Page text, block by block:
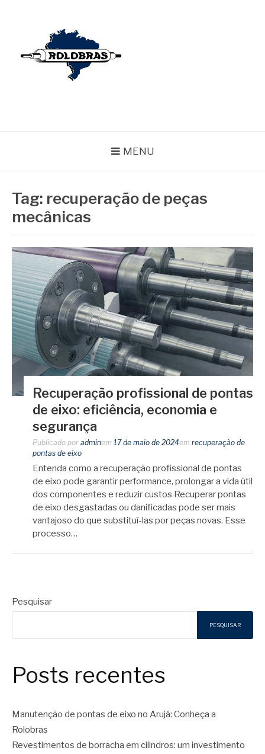
MENU
Tag: recuperação de peças
mecânicas
Recuperação profissional de pontas
de eixo: eficiência, economia e
segurança
Publicado por adminem 17 de maio de 2024em recuperação de
pontas de eixo
Entenda como a recuperação profissional de pontas
de eixo pode garantir performance, prolongar a vida útil
dos componentes e reduzir custos Recuperar pontas
de eixo desgastadas ou danificadas pode ser mais
vantajoso do que substituí-las por peças novas. Esse
processo…
Pesquisar
PESQUISAR
Posts recentes
Manutenção de pontas de eixo no Arujá: Conheça a
Rolobras
Revestimentos de borracha em cilindros: um investimento